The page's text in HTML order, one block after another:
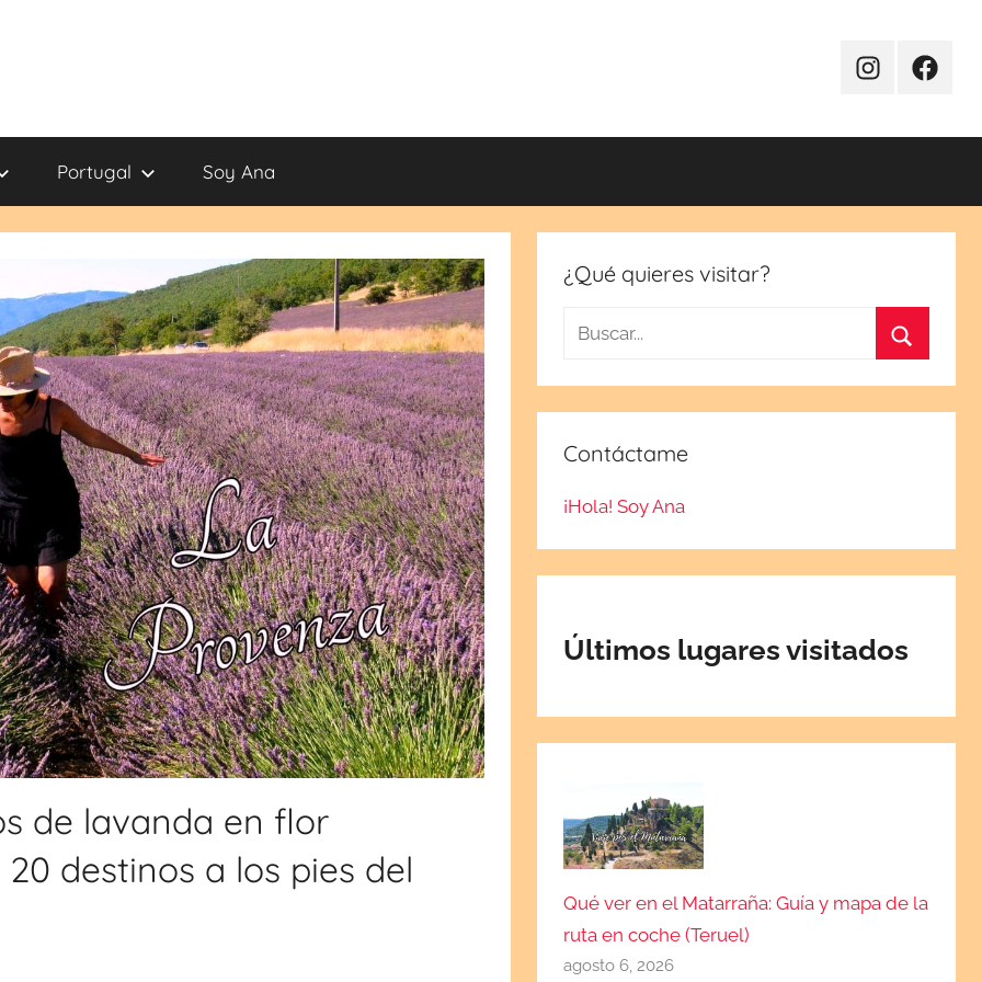
Instagram
Portugal Soy Ana
de lavanda en flor
destinos a los pies del
¿Qué quieres visitar?
Buscar:
Contáctame
¡Hola! Soy Ana
Últimos lugares visitados
Qué ver en el Matarraña: Guía y mapa de la
ruta en coche (Teruel)
agosto 6, 2026